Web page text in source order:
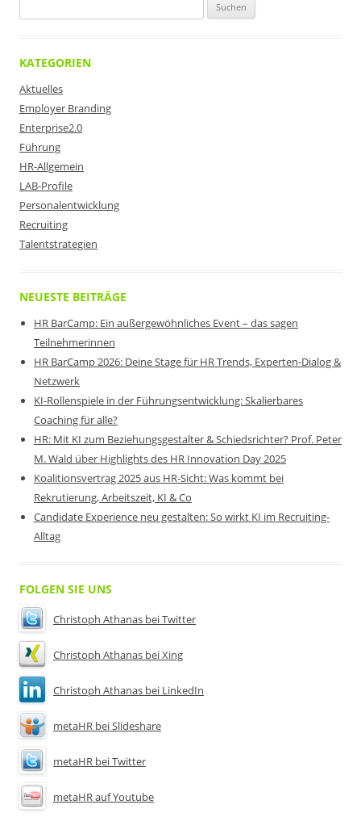
nach:
KATEGORIEN
Aktuelles
Employer Branding
Enterprise2.0
Führung
HR-Allgemein
LAB-Profile
Personalentwicklung
Recruiting
Talentstrategien
NEUESTE BEITRÄGE
HR BarCamp: Ein außergewöhnliches Event – das sagen
Teilnehmerinnen
HR BarCamp 2026: Deine Stage für HR Trends, Experten-Dialog &
Netzwerk
KI-Rollenspiele in der Führungsentwicklung: Skalierbares
Coaching für alle?
HR: Mit KI zum Beziehungsgestalter & Schiedsrichter? Prof. Peter
M. Wald über Highlights des HR Innovation Day 2025
Koalitionsvertrag 2025 aus HR-Sicht: Was kommt bei
Rekrutierung, Arbeitszeit, KI & Co
Candidate Experience neu gestalten: So wirkt KI im Recruiting-
Alltag
FOLGEN SIE UNS
Christoph Athanas bei Twitter
Christoph Athanas bei Xing
Christoph Athanas bei LinkedIn
metaHR bei Slideshare
metaHR bei Twitter
metaHR auf Youtube